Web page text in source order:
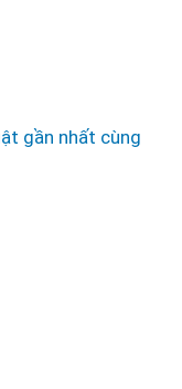
gần nhất cùng